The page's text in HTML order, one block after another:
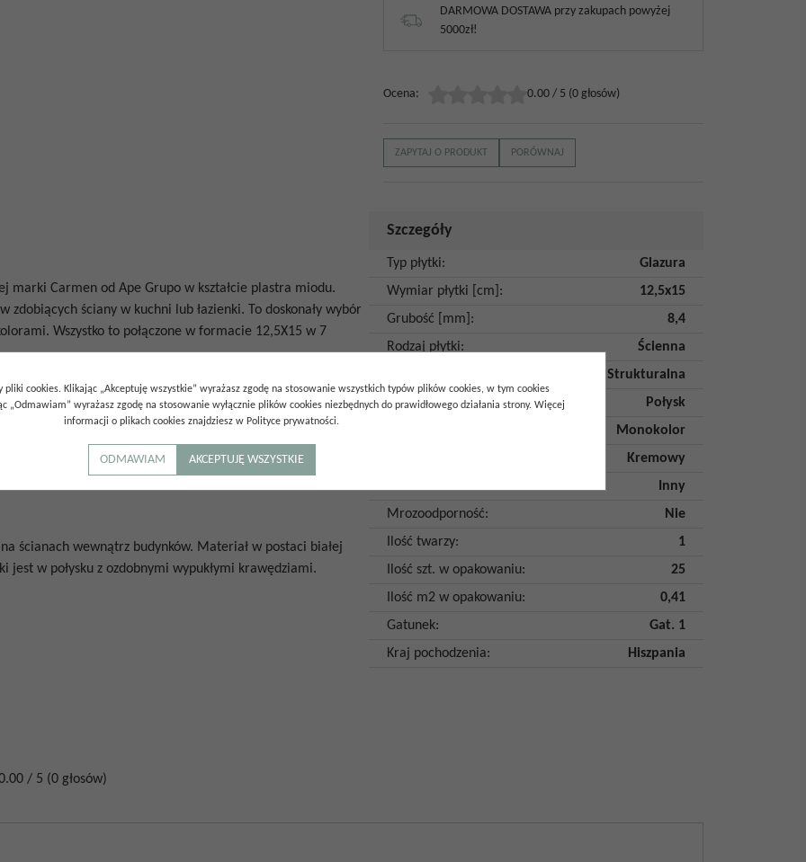
DARMOWA DOSTAWA przy zakupach powyżej
5000zł!
Ocena: 0.00 / 5 (0 głosów)
ZAPYTAJ O PRODUKT PORÓWNAJ
marki Carmen od Ape Grupo w kształcie plastra miodu.
ściany w kuchni lub łazienki. To doskonały wybór
Wszystko to połączone w formacie 12,5X15 w 7
w stylu nowoczesnym, francuskim, art deco, glamour.
publicznych np. hotele, restauracje.
ścianach wewnątrz budynków. Materiał w postaci białej
jest w połysku z ozdobnymi wypukłymi krawędziami.
Szczegóły
Typ płytki:
Glazura
Wymiar płytki [cm] :
12,5x15
Grubość [mm] :
8,4
Rodzaj płytki:
Ścienna
Strukturalna
Wykończenie powierzchni:
Połysk
Monokolor
Kremowy
Inny
Mrozoodporność:
Nie
Ilość twarzy:
1
Ilość szt. w opakowaniu:
25
Ilość m2 w opakowaniu:
0,41
Gatunek:
Gat. 1
Kraj pochodzenia: Hiszpania
/ 5 (0 głosów)
pliki cookies. Klikając „Akceptuję wszystkie” wyrażasz zgodę na stosowanie wszystkich typów plików cookies, w tym cookies
„Odmawiam” wyrażasz zgodę na stosowanie wyłącznie plików cookies niezbędnych do prawidłowego działania strony. Więcej
informacji o plikach cookies znajdziesz w Polityce prywatności.
ODMAWIAM AKCEPTUJĘ WSZYSTKIE